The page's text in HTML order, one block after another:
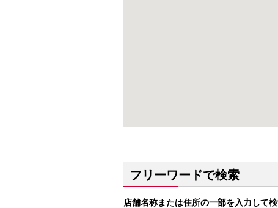
フリーワードで検索
店舗名称または住所の一部を入力して